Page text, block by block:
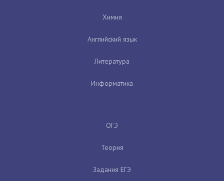
Химия
Английский язык
Литература
Информатика
ОГЭ
Теория
Задания ЕГЭ